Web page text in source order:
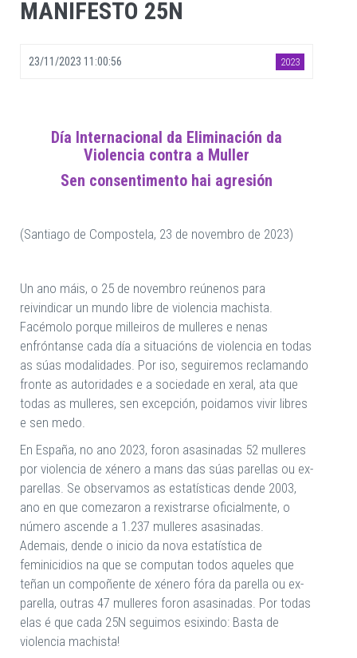
MANIFESTO 25N
23/11/2023 11:00:56 2023
Día Internacional da Eliminación da
Violencia contra a Muller
Sen consentimento hai agresión
(Santiago de Compostela, 23 de novembro de 2023)
Un ano máis, o 25 de novembro reúnenos para
reivindicar un mundo libre de violencia machista.
Facémolo porque milleiros de mulleres e nenas
enfróntanse cada día a situacións de violencia en todas
as súas modalidades. Por iso, seguiremos reclamando
fronte as autoridades e a sociedade en xeral, ata que
todas as mulleres, sen excepción, poidamos vivir libres
e sen medo.
En España, no ano 2023, foron asasinadas 52 mulleres
por violencia de xénero a mans das súas parellas ou ex-
parellas. Se observamos as estatísticas dende 2003,
ano en que comezaron a rexistrarse oficialmente, o
número ascende a 1.237 mulleres asasinadas.
Ademais, dende o inicio da nova estatística de
feminicidios na que se computan todos aqueles que
teñan un compoñente de xénero fóra da parella ou ex-
parella, outras 47 mulleres foron asasinadas. Por todas
elas é que cada 25N seguimos esixindo: Basta de
violencia machista!